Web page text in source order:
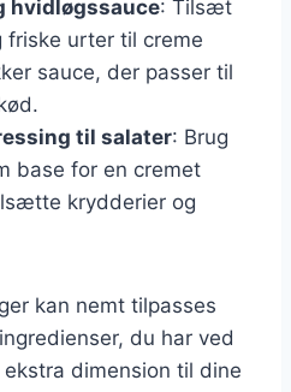
hvidløgssauce: Tilsæt
friske urter til creme
sauce, der passer til
til salater: Brug
base for en cremet
krydderier og
kan nemt tilpasses
du har ved
dimension til dine